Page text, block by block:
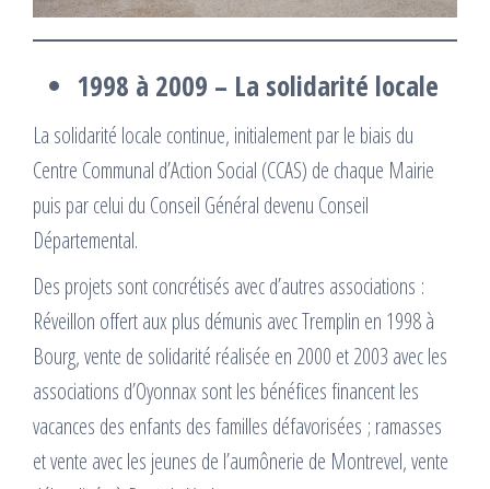
1998 à 2009 – La solidarité locale
La solidarité locale continue, initialement par le biais du
Centre Communal d’Action Social (CCAS) de chaque Mairie
puis par celui du Conseil Général devenu Conseil
Départemental.
Des projets sont concrétisés avec d’autres associations :
Réveillon offert aux plus démunis avec Tremplin en 1998 à
Bourg, vente de solidarité réalisée en 2000 et 2003 avec les
associations d’Oyonnax sont les bénéfices financent les
vacances des enfants des familles défavorisées ; ramasses
et vente avec les jeunes de l’aumônerie de Montrevel, vente